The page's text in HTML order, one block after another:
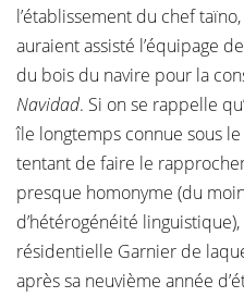
l’établissement du chef
auraient assisté l’équipage
du bois du navire pour la
Navidad. Si on se rappelle
île longtemps connue sous
tentant de faire le
presque homonyme (du
d’hétérogénéité linguistique),
résidentielle Garnier de
après sa neuvième année